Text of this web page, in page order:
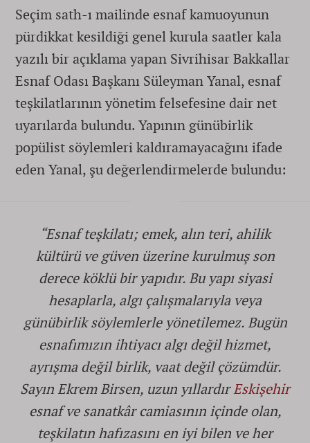
Seçim sath-ı mailinde esnaf kamuoyunun
pürdikkat kesildiği genel kurula saatler kala
yazılı bir açıklama yapan Sivrihisar Bakkallar
Esnaf Odası Başkanı Süleyman Yanal, esnaf
teşkilatlarının yönetim felsefesine dair net
uyarılarda bulundu. Yapının günübirlik
popülist söylemleri kaldıramayacağını ifade
eden Yanal, şu değerlendirmelerde bulundu:
“Esnaf teşkilatı; emek, alın teri, ahilik
kültürü ve güven üzerine kurulmuş son
derece köklü bir yapıdır. Bu yapı siyasi
hesaplarla, algı çalışmalarıyla veya
günübirlik söylemlerle yönetilemez. Bugün
esnafımızın ihtiyacı algı değil hizmet,
ayrışma değil birlik, vaat değil çözümdür.
Sayın Ekrem Birsen, uzun yıllardırEskişehir
esnaf ve sanatkâr camiasının içinde olan,
teşkilatın hafızasını en iyi bilen ve her